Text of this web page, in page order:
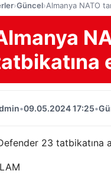
›Güncel›Almanya NATO
•09.05.2024 17:25•
23 tatbikatına